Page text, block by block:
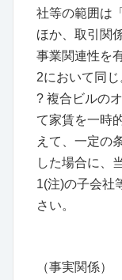
社等の範囲は
ほか、取引関
事業関連性を
2において同じ
? 複合ビルの
て家賃を一時
えて、一定の
した場合に、
1(注)の子会社
さい。
（事実関係）